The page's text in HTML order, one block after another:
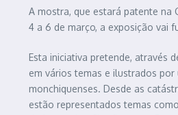
A mostra, que estará patente na
4 a 6 de março, a exposição vai
Esta iniciativa pretende, através
em vários temas e ilustrados
monchiquenses. Desde as
estão representados temas